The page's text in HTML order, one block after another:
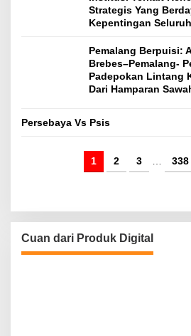
Strategis Yang
Kepentingan
Pemalang Berpuisi:
Brebes–Pemalang-
Padepokan Lintang
Dari Hamparan
Persebaya Vs Psis
1 2 3 338
Cuan dari Produk Digital